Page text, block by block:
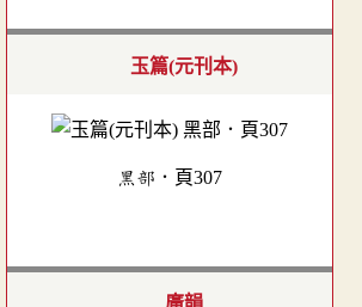
玉篇(元刊本)
黑部．頁307